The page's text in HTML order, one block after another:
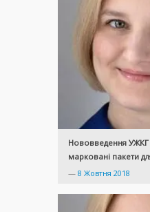
Нововведення УЖКГ
марковані пакети
— 8 Жовтня 2018